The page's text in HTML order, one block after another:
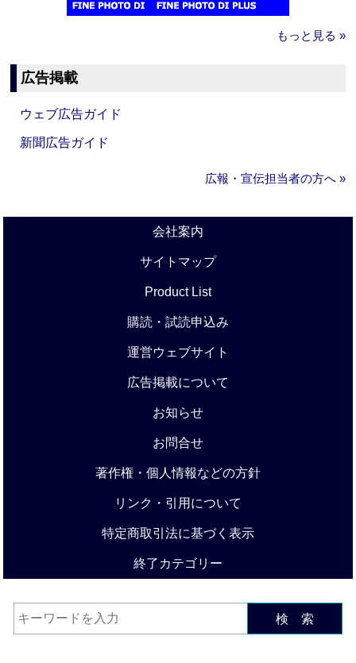
もっと見る »
広告掲載
ウェブ広告ガイド
新聞広告ガイド
広報・宣伝担当者の方へ »
会社案内
サイトマップ
Product List
購読・試読申込み
運営ウェブサイト
広告掲載について
お知らせ
お問合せ
著作権・個人情報などの方針
リンク・引用について
特定商取引法に基づく表示
終了カテゴリー
検 索